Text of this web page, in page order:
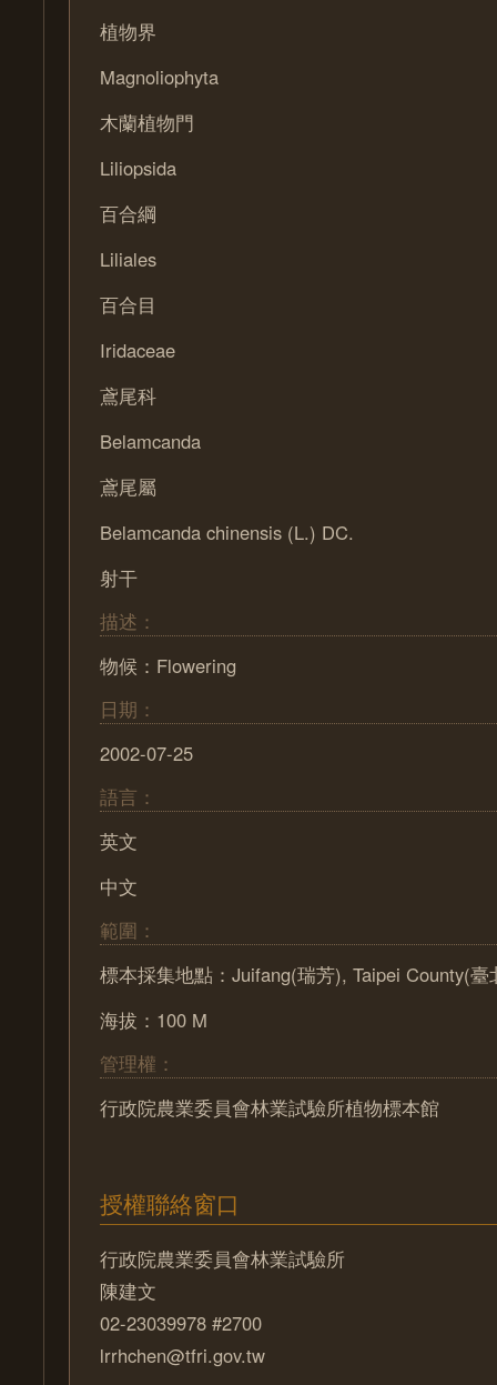
植物界
Magnoliophyta
木蘭植物門
Liliopsida
百合綱
Liliales
百合目
Iridaceae
鳶尾科
Belamcanda
鳶尾屬
Belamcanda chinensis (L.) DC.
射干
描述：
物候：Flowering
日期：
2002-07-25
語言：
英文
中文
範圍：
標本採集地點：Juifang(瑞芳), Taipei County(
海拔：100 M
管理權：
行政院農業委員會林業試驗所植物標本館
授權聯絡窗口
行政院農業委員會林業試驗所
陳建文
02-23039978 #2700
lrrhchen@tfri.gov.tw